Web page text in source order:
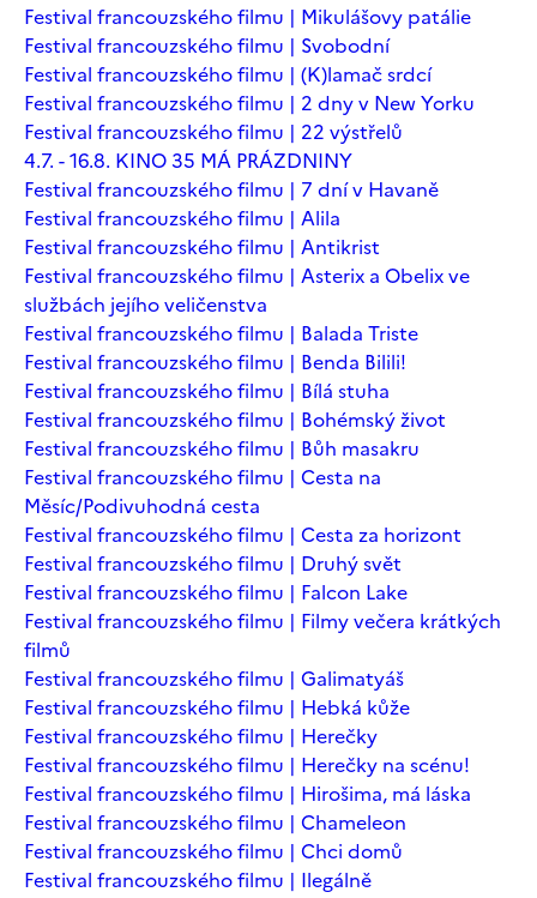
Festival francouzského filmu | Mikulášovy patálie
Festival francouzského filmu | Svobodní
Festival francouzského filmu | (K)lamač srdcí
Festival francouzského filmu | 2 dny v New Yorku
Festival francouzského filmu | 22 výstřelů
4.7. - 16.8. KINO 35 MÁ PRÁZDNINY
Festival francouzského filmu | 7 dní v Havaně
Festival francouzského filmu | Alila
Festival francouzského filmu | Antikrist
Festival francouzského filmu | Asterix a Obelix ve
službách jejího veličenstva
Festival francouzského filmu | Balada Triste
Festival francouzského filmu | Benda Bilili!
Festival francouzského filmu | Bílá stuha
Festival francouzského filmu | Bohémský život
Festival francouzského filmu | Bůh masakru
Festival francouzského filmu | Cesta na
Měsíc/Podivuhodná cesta
Festival francouzského filmu | Cesta za horizont
Festival francouzského filmu | Druhý svět
Festival francouzského filmu | Falcon Lake
Festival francouzského filmu | Filmy večera krátkých
filmů
Festival francouzského filmu | Galimatyáš
Festival francouzského filmu | Hebká kůže
Festival francouzského filmu | Herečky
Festival francouzského filmu | Herečky na scénu!
Festival francouzského filmu | Hirošima, má láska
Festival francouzského filmu | Chameleon
Festival francouzského filmu | Chci domů
Festival francouzského filmu | Ilegálně